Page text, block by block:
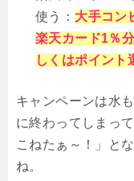
使う： 大手コン
楽天カード1％
しくはポイント
キャンペーンは水
に終わってしまっ
こねたぁ～！」と
ね。